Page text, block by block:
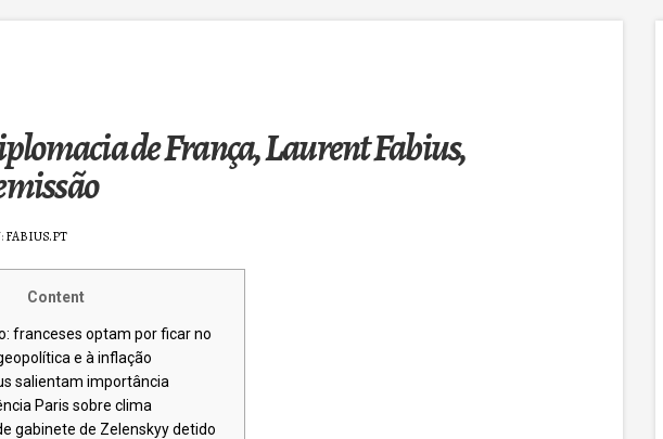
de França, Laurent Fabius,
FABIUS.PT
Content
franceses optam por ficar no
e à inflação
salientam importância
Paris sobre clima
gabinete de Zelenskyy detido